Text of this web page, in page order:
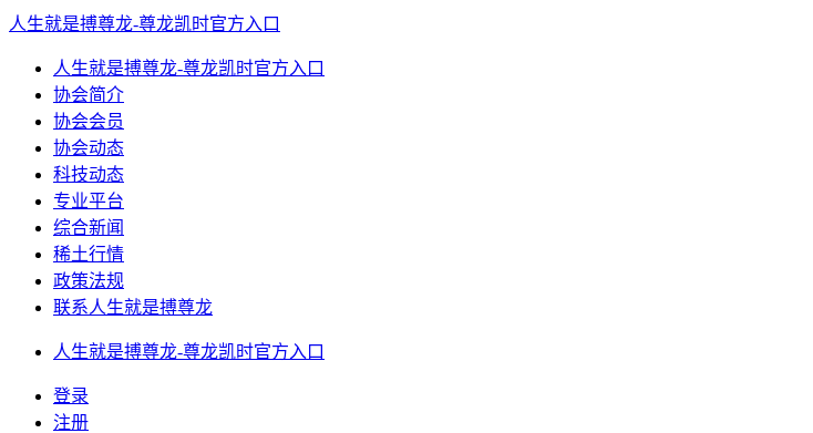
人生就是搏尊龙-尊龙凯时官方入口
人生就是搏尊龙-尊龙凯时官方入口
协会简介
协会会员
协会动态
科技动态
专业平台
综合新闻
稀土行情
政策法规
联系人生就是搏尊龙
人生就是搏尊龙-尊龙凯时官方入口
登录
注册